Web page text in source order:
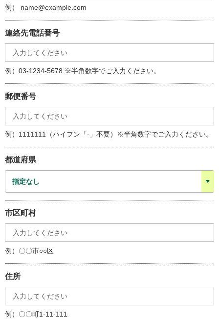
氏名、住所、電話番号、メールアドレス等の個人を特定する
ことができる個人情報は、「市川市個人情報の保護に関する
法律の施行に関する条例」の規定に基づき、適切に取り扱
い、保護することに努めます。
本サイトにおいて、情報送信フォーム等に個人情報を入力し
ていただく場合には、SSL暗号化技術を採用し、認証及び通
信データの暗号化を行うことで、送信される個人情報を保護
しています。
例） name@example.com
連絡先電話番号
例）03-1234-5678 ※半角数字でご入力ください。
郵便番号
例）1111111（ハイフン「-」不要）※半角数字でご入力ください。
都道府県
市区町村
例）〇〇市○○区
住所
例）〇〇町1-11-111